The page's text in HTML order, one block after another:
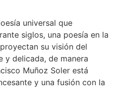
universal que
siglos, una poesía en la
su visión del
y delicada, de manera
Muñoz Soler está
y una fusión con la